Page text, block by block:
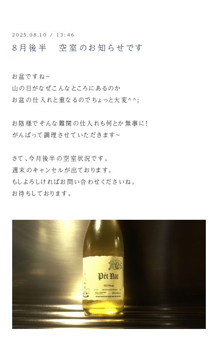
2025.08.10 / 13:46
8月後半 空室のお知らせです
お盆ですね～
山の日がなぜこんなところにあるのか
お盆の仕入れと重なるのでちょっと大変^^;
お陰様でそんな難関の仕入れも何とか無事に！
がんばって調理させていただきます～
さて、今月後半の空室状況です。
週末のキャンセルが出ております。
もしよろしければお問い合わせくださいね。
お待ちしております。